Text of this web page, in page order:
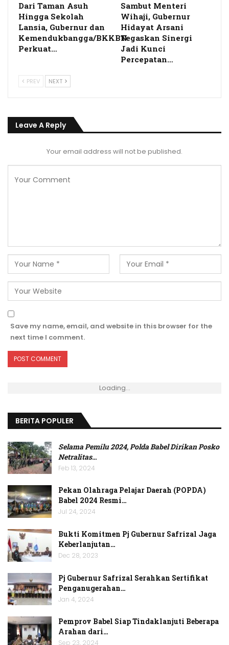
Dari Taman Asuh
Hingga Sekolah
Lansia, Gubernur dan
Kemendukbangga/BKKBN
Perkuat…
Sambut Menteri
Wihaji, Gubernur
Hidayat Arsani
Tegaskan Sinergi
Jadi Kunci
Percepatan…
PREV NEXT
Leave A Reply
Your email address will not be published.
Save my name, email, and website in this browser for the
next time I comment.
Loading...
BERITA POPULER
Selama Pemilu 2024, Polda Babel Dirikan Posko
Netralitas…
Feb 13, 2024
Pekan Olahraga Pelajar Daerah (POPDA)
Babel 2024 Resmi…
Jul 24, 2024
Bukti Komitmen Pj Gubernur Safrizal Jaga
Keberlanjutan…
Dec 28, 2023
Pj Gubernur Safrizal Serahkan Sertifikat
Penganugerahan…
Jan 4, 2024
Pemprov Babel Siap Tindaklanjuti Beberapa
Arahan dari…
Sep 23, 2024